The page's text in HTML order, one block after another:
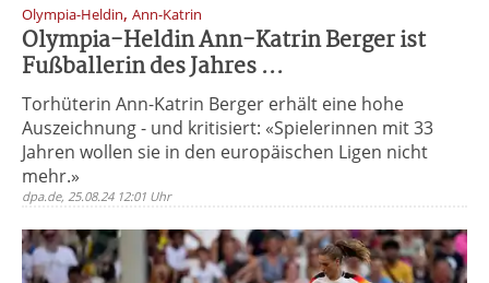
Olympia-Heldin, Ann-Katrin
Olympia-Heldin Ann-Katrin Berger ist
Fußballerin des Jahres ...
Torhüterin Ann-Katrin Berger erhält eine hohe
Auszeichnung - und kritisiert: «Spielerinnen mit 33
Jahren wollen sie in den europäischen Ligen nicht
mehr.»
dpa.de, 25.08.24 12:01 Uhr